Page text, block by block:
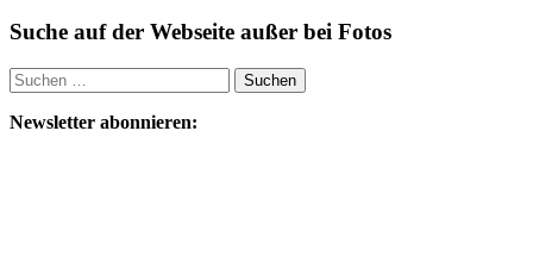
Suche auf der Webseite außer bei Fotos
Suchen
nach:
Newsletter abonnieren: